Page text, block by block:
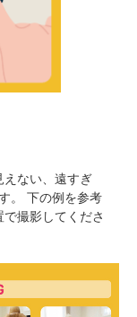
えない、遠すぎ
。 下の例を参考
撮影してくださ